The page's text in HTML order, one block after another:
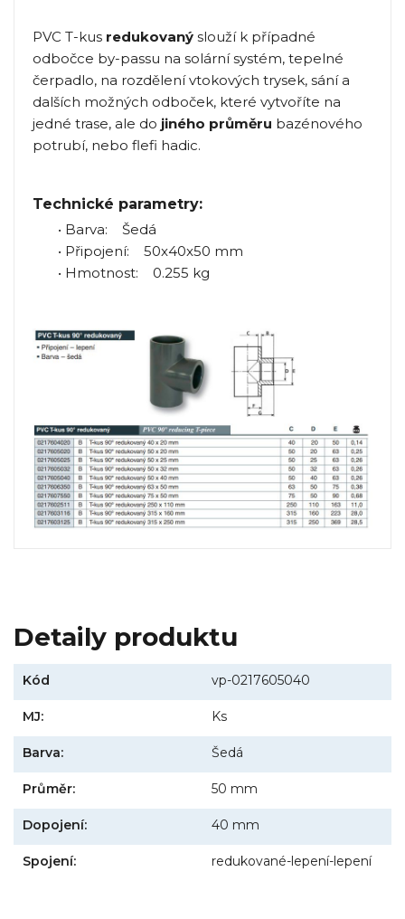
PVC T-kus redukovaný slouží k případné
odbočce by-passu na solární systém, tepelné
čerpadlo, na rozdělení vtokových trysek, sání a
dalších možných odboček, které vytvoříte na
jedné trase, ale do jiného průměru bazénového
potrubí, nebo flefi hadic.
Technické parametry:
• Barva: Šedá
• Připojení: 50x40x50 mm
• Hmotnost: 0.255 kg
Detaily produktu
Kód vp-0217605040
MJ: Ks
Barva: Šedá
Průměr: 50 mm
Dopojení: 40 mm
Spojení: redukované-lepení-lepení